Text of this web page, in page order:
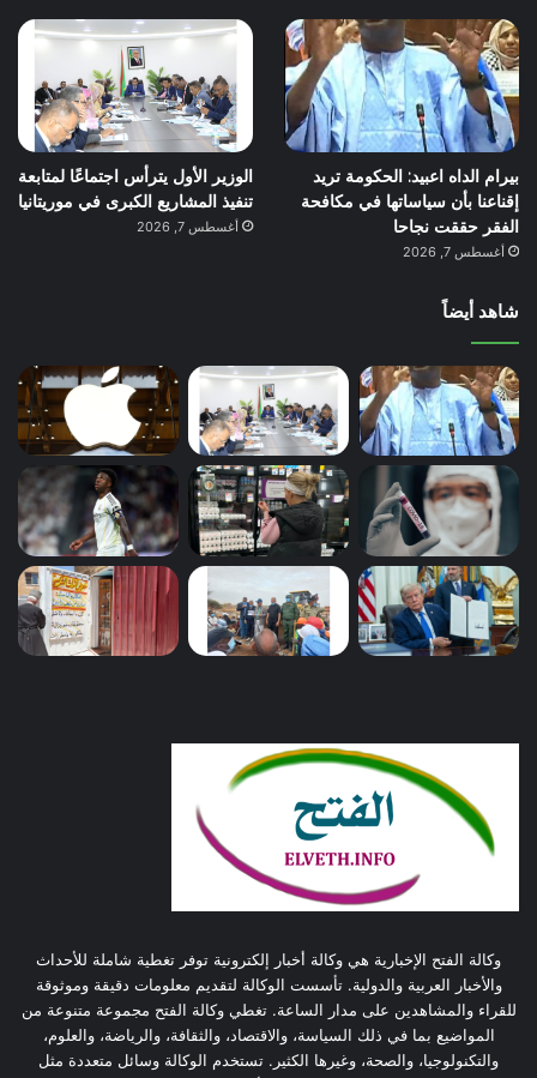
بيرام الداه اعبيد: الحكومة تريد
إقناعنا بأن سياساتها في مكافحة
الفقر حققت نجاحا
أغسطس 7, 2026
الوزير الأول يترأس اجتماعًا لمتابعة
تنفيذ المشاريع الكبرى في موريتانيا
أغسطس 7, 2026
شاهد أيضاً
وكالة الفتح الإخبارية هي وكالة أخبار إلكترونية توفر تغطية شاملة للأحداث
والأخبار العربية والدولية. تأسست الوكالة لتقديم معلومات دقيقة وموثوقة
للقراء والمشاهدين على مدار الساعة. تغطي وكالة الفتح مجموعة متنوعة من
المواضيع بما في ذلك السياسة، والاقتصاد، والثقافة، والرياضة، والعلوم،
والتكنولوجيا، والصحة، وغيرها الكثير. تستخدم الوكالة وسائل متعددة مثل